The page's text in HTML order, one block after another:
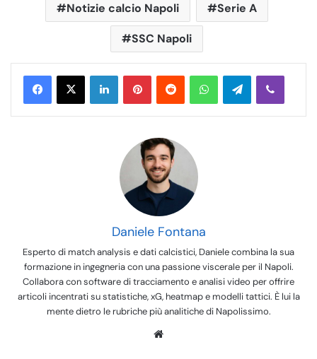
Notizie calcio Napoli Serie A
SSC Napoli
WhatsApp Telegram
Daniele Fontana
Esperto di match analysis e dati calcistici, Daniele combina la sua
formazione in ingegneria con una passione viscerale per il Napoli.
Collabora con software di tracciamento e analisi video per offrire
articoli incentrati su statistiche, xG, heatmap e modelli tattici. È lui la
mente dietro le rubriche più analitiche di Napolissimo.